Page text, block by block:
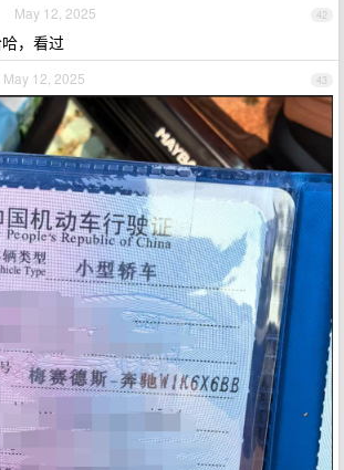
42
May 12, 2025
，看过
43
May 12, 2025